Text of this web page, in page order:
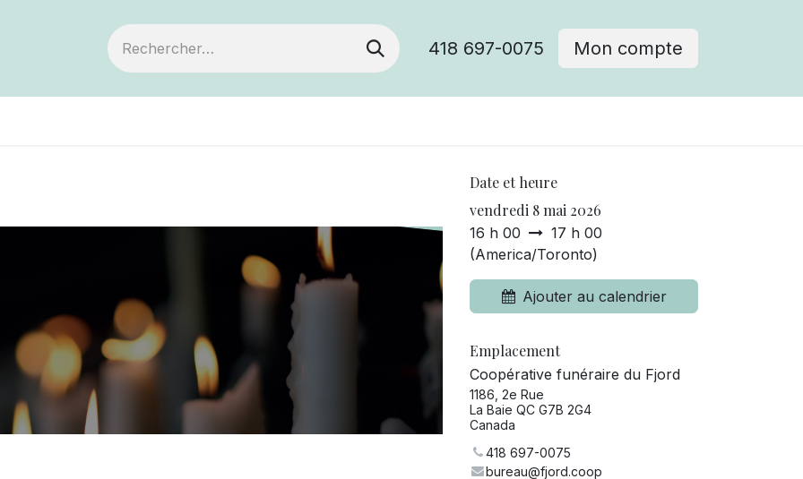
418 697-0075 Mon compte
Date et heure
vendredi 8 mai 2026
16 h 00
17 h 00
(America/Toronto)
Ajouter au calendrier
Emplacement
Coopérative funéraire du Fjord
1186, 2e Rue
La Baie QC G7B 2G4
Canada
418 697-0075
bureau@fjord.coop